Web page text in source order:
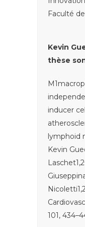
Faculté
Kevin
thèse
inducer
lymphoid
Kevin
101,